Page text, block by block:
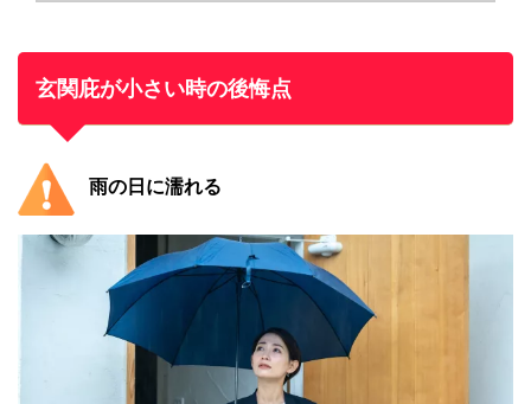
玄関庇が小さい時の後悔点
雨の日に濡れる